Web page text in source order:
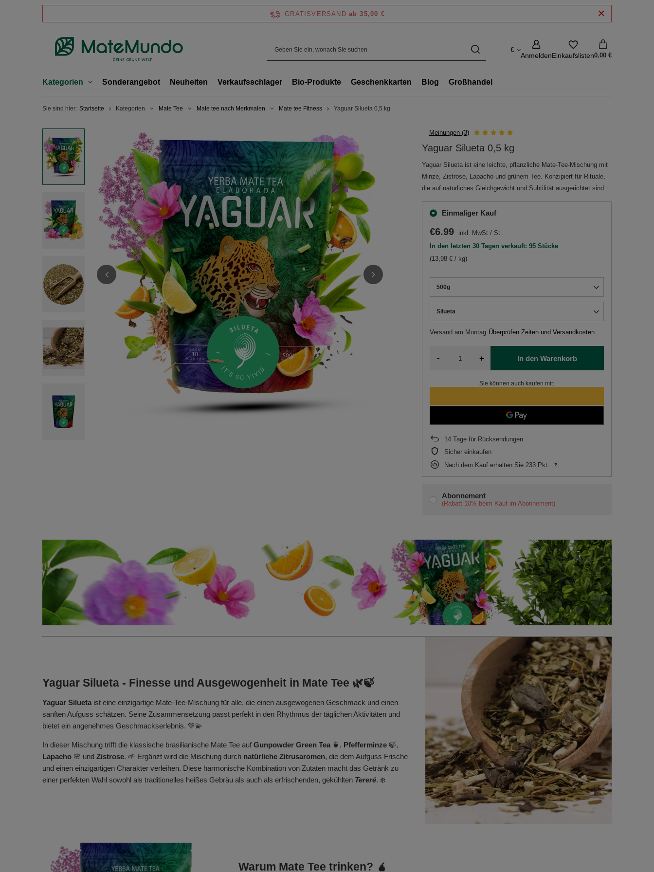
GRATISVERSAND ab 35,00 €
€
AnmeldenEinkaufslisten0,00 €
Kategorien Sonderangebot Neuheiten Verkaufsschlager Bio-Produkte Geschenkkarten Blog Großhandel
Sie sind hier: Startseite Kategorien Mate Tee Mate tee nach Merkmalen Mate tee Fitness Yaguar Silueta 0,5 kg
Meinungen (3)
Yaguar Silueta 0,5 kg
Yaguar Silueta ist eine leichte, pflanzliche Mate-Tee-Mischung mit
Minze, Zistrose, Lapacho und grünem Tee. Konzipiert für Rituale,
die auf natürliches Gleichgewicht und Subtilität ausgerichtet sind.
Einmaliger Kauf
Abonnement
(Rabatt 10% beim Kauf im Abonnement)
500g
Silueta
Versandam Montag Überprüfen Zeiten und Versandkosten
€6.99 inkl. MwSt / St.
In den letzten 30 Tagen verkauft: 95 Stücke
(13,98 € / kg)
- + In den Warenkorb
Sie können auch kaufen mit:
14 Tage für Rücksendungen
Sicher einkaufen
Nach dem Kauf erhalten Sie 233 Pkt.
Yaguar Silueta - Finesse und Ausgewogenheit in Mate Tee 🌿🍃
Yaguar Silueta ist eine einzigartige Mate-Tee-Mischung für alle, die einen ausgewogenen Geschmack und einen
sanften Aufguss schätzen. Seine Zusammensetzung passt perfekt in den Rhythmus der täglichen Aktivitäten und
bietet ein angenehmes Geschmackserlebnis. 💚💫
In dieser Mischung trifft die klassische brasilianische Mate Tee auf Gunpowder Green Tea 🍵, Pfefferminze 🍃,
Lapacho 🌸 und Zistrose. 🌱 Ergänzt wird die Mischung durch natürliche Zitrusaromen, die dem Aufguss Frische
und einen einzigartigen Charakter verleihen. Diese harmonische Kombination von Zutaten macht das Getränk zu
einer perfekten Wahl sowohl als traditionelles heißes Gebräu als auch als erfrischenden, gekühlten Tereré. ❄️
Warum Mate Tee trinken? 🧉